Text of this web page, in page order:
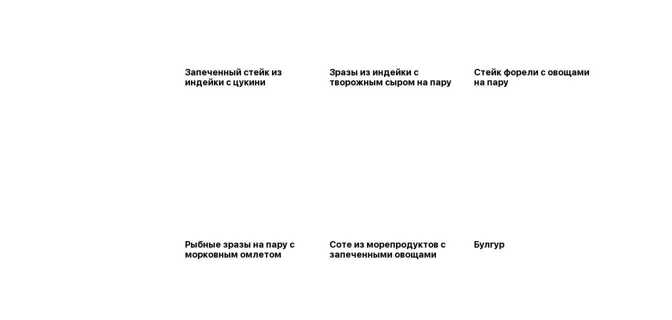
Запеченный стейк из
индейки с цукини
Зразы из индейки с
творожным сыром на пару
Стейк форели с овощами
на пару
Рыбные зразы на пару с
морковным омлетом
Соте из морепродуктов с
запеченными овощами
Булгур